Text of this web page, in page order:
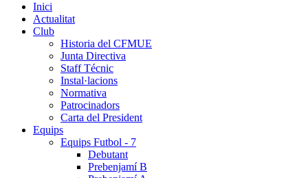
Inici
Actualitat
Club
Historia del CFMUE
Junta Directiva
Staff Técnic
Instal·lacions
Normativa
Patrocinadors
Carta del President
Equips
Equips Futbol - 7
Debutant
Prebenjamí B